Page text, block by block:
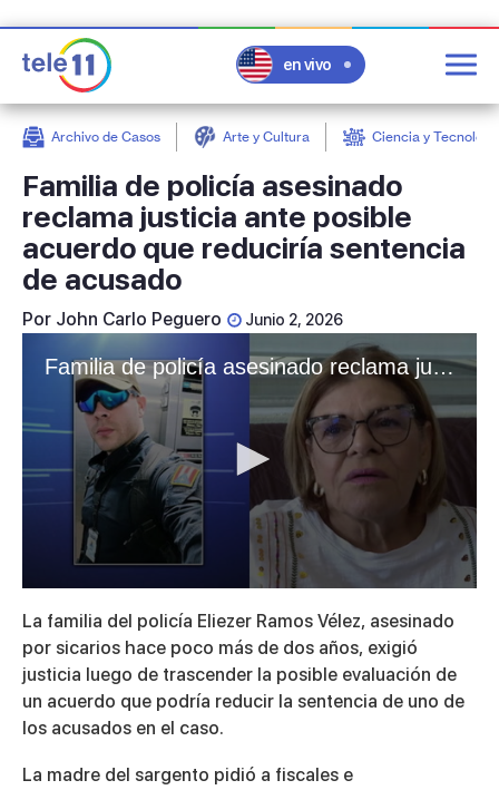
en vivo
Archivo de Casos Arte y Cultura Ciencia y
Familia de policía asesinado
reclama justicia ante posible
acuerdo que reduciría sentencia
de acusado
Por John Carlo Peguero Junio 2, 2026
Familia de policía asesinado reclama justicia ante posible acuerdo que reduciría sentencia de acusado
seconds
of
2
minutes,
34
seconds
La familia del policía Eliezer Ramos Vélez, asesinado
por sicarios hace poco más de dos años, exigió
justicia luego de trascender la posible evaluación de
un acuerdo que podría reducir la sentencia de uno de
los acusados en el caso.
La madre del sargento pidió a fiscales e
post